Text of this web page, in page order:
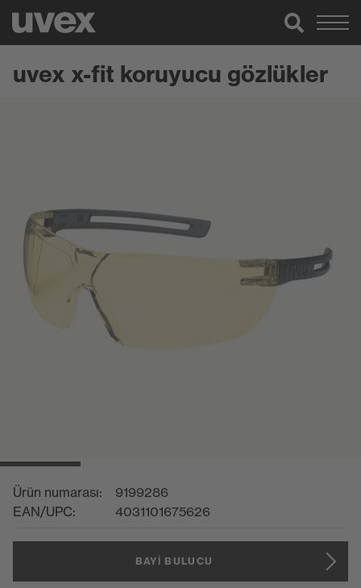
uvex x-fit koruyucu gözlükler
Ürün numarası:
9199286
EAN/UPC:
4031101675626
BAYI BULUCU